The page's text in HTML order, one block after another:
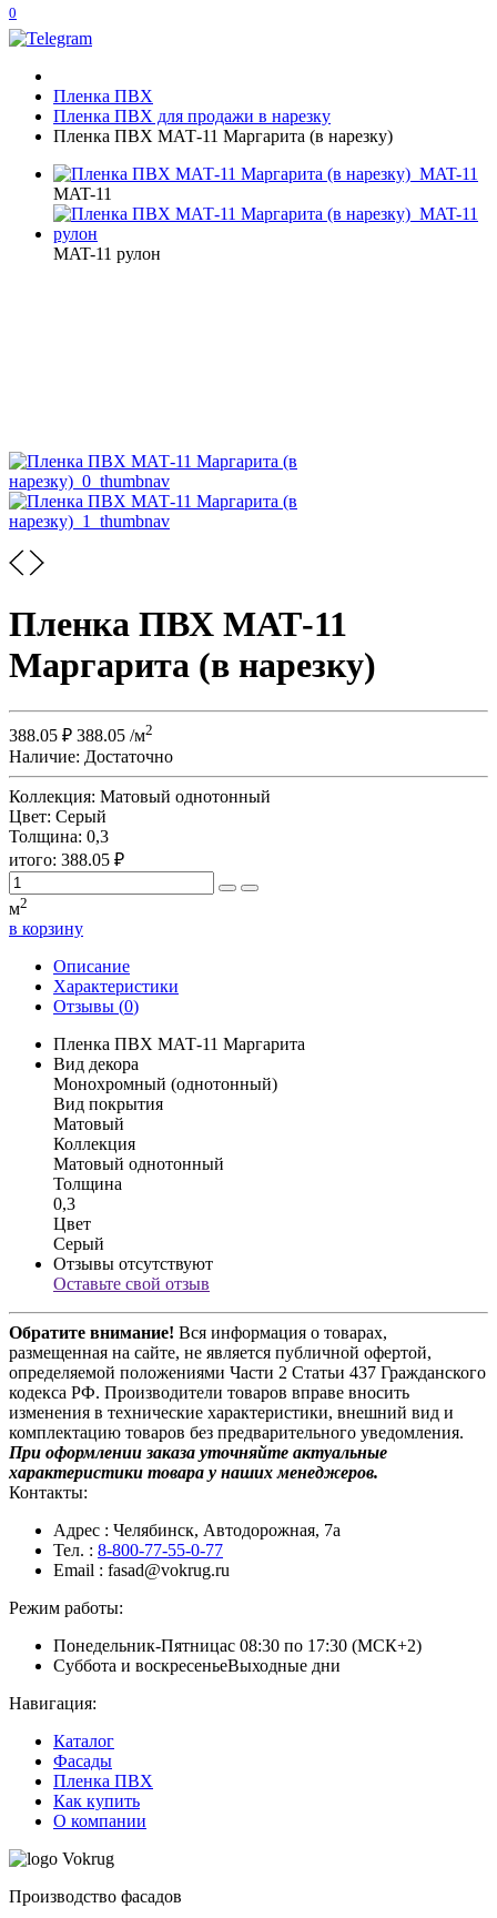
0
Пленка ПВХ
Пленка ПВХ для продажи в нарезку
Пленка ПВХ МАТ-11 Маргарита (в нарезку)
MAT-11
MAT-11 рулон
Пленка ПВХ МАТ-11
Маргарита (в нарезку)
388.05 ₽ 388.05 /м2
Наличие: Достаточно
Коллекция: Матовый однотонный
Цвет: Серый
Толщина: 0,3
итого: 388.05 ₽
м2
в корзину
Описание
Характеристики
Отзывы (0)
Пленка ПВХ МАТ-11 Маргарита
Вид декора
Монохромный (однотонный)
Вид покрытия
Матовый
Коллекция
Матовый однотонный
Толщина
0,3
Цвет
Серый
Отзывы отсутствуют
Оставьте свой отзыв
Обратите внимание! Вся информация о товарах,
размещенная на сайте, не является публичной офертой,
определяемой положениями Части 2 Статьи 437 Гражданского
кодекса РФ. Производители товаров вправе вносить
изменения в технические характеристики, внешний вид и
комплектацию товаров без предварительного уведомления.
При оформлении заказа уточняйте актуальные
характеристики товара у наших менеджеров.
Контакты:
Адрес : Челябинск, Автодорожная, 7а
Тел. : 8-800-77-55-0-77
Email : fasad@vokrug.ru
Режим работы:
Понедельник-Пятницас 08:30 по 17:30 (МСК+2)
Суббота и воскресеньеВыходные дни
Навигация:
Каталог
Фасады
Пленка ПВХ
Как купить
О компании
Производство фасадов